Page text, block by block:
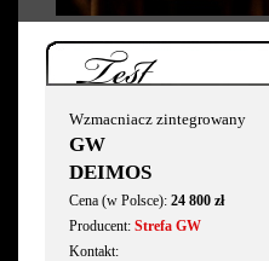
Test
Wzmacniacz zintegrowany
GW
DEIMOS
Cena (w Polsce): 24 800 zł
Producent: Strefa GW
Kontakt: